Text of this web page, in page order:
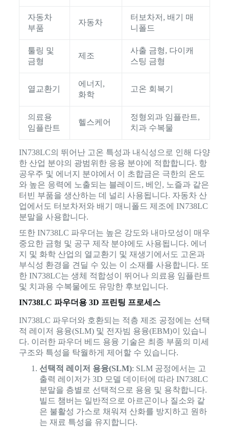
자동차
부품
자동차
터보차저, 배기 매
니폴드
툴링 및
금형
제조
사출 금형, 다이캐
스팅 금형
열교환기
에너지,
화학
고온 회복기
의료용
임플란트
헬스케어
정형외과 임플란트,
치과 수복물
IN738LC의 뛰어난 고온 특성과 내식성으로 인해 다양
한 산업 분야의 광범위한 응용 분야에 적합합니다. 항
공우주 및 에너지 분야에서 이 초합금은 극한의 온도
와 높은 응력에 노출되는 블레이드, 베인, 노즐과 같은
터빈 부품을 생산하는 데 널리 사용됩니다. 자동차 산
업에서도 터보차저와 배기 매니폴드 제조에 IN738LC
분말을 사용합니다.
또한 IN738LC 파우더는 높은 강도와 내마모성이 매우
중요한 금형 및 공구 제작 분야에도 사용됩니다. 에너
지 및 화학 산업의 열교환기 및 재생기에서도 고온과
부식성 환경을 견딜 수 있는 이 소재를 사용합니다. 또
한 IN738LC는 생체 적합성이 뛰어나 의료용 임플란트
및 치과용 수복물에도 유망한 후보입니다.
IN738LC 파우더용 3D 프린팅 프로세스
IN738LC 파우더와 호환되는 적층 제조 공정에는 선택
적 레이저 용융(SLM) 및 전자빔 용융(EBM)이 있습니
다. 이러한 파우더 베드 용융 기술은 최종 부품의 미세
구조와 특성을 탁월하게 제어할 수 있습니다.
선택적 레이저 용융(SLM): SLM 공정에서는 고
출력 레이저가 3D 모델 데이터에 따라 IN738LC
분말을 층별로 선택적으로 용융 및 용착합니다.
빌드 챔버는 일반적으로 아르곤이나 질소와 같
은 불활성 가스로 채워져 산화를 방지하고 원하
는 재료 특성을 유지합니다.